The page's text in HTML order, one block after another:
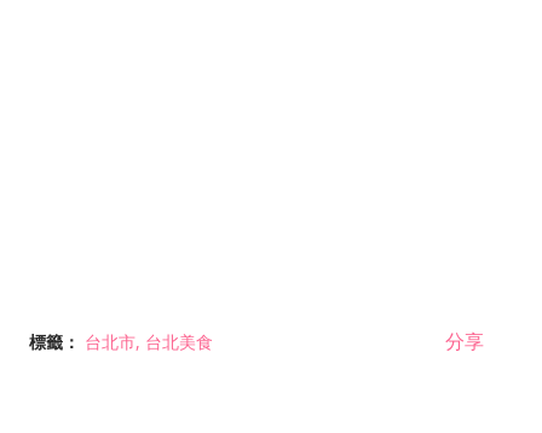
標籤： 台北市 台北美食 分享